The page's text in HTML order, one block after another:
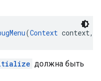
(Context context,
должна быть